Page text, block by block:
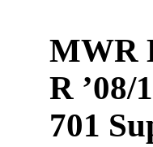
MWR
R ’08/
701